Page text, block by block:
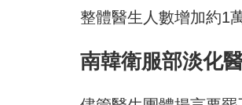
整體醫生人數增加約1
南韓衛服部淡化